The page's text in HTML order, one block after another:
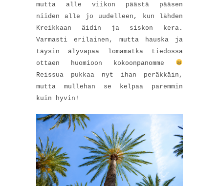
mutta alle viikon päästä pääsen
niiden alle jo uudelleen, kun lähden
Kreikkaan äidin ja siskon kera.
Varmasti erilainen, mutta hauska ja
täysin älyvapaa lomamatka tiedossa
ottaen huomioon kokoonpanomme
Reissua pukkaa nyt ihan peräkkäin,
mutta mullehan se kelpaa paremmin
kuin hyvin!